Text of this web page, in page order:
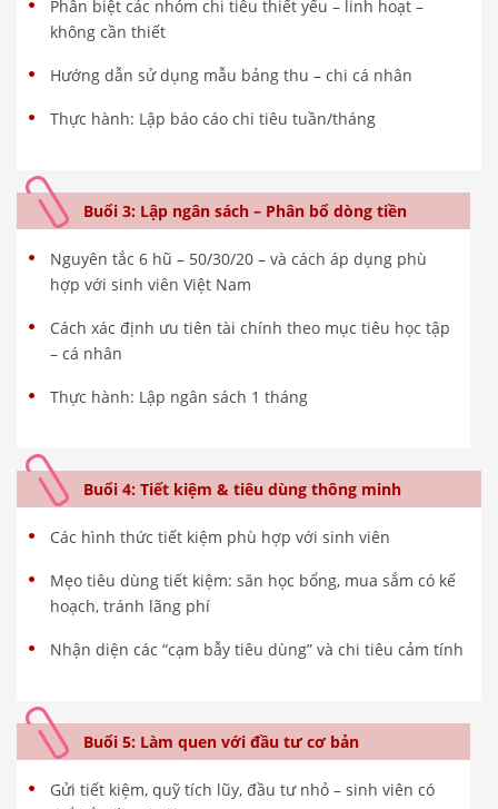
Phân biệt các nhóm chi tiêu thiết yếu – linh hoạt –
không cần thiết
Hướng dẫn sử dụng mẫu bảng thu – chi cá nhân
Thực hành: Lập báo cáo chi tiêu tuần/tháng
Buổi 3: Lập ngân sách – Phân bổ dòng tiền
Nguyên tắc 6 hũ – 50/30/20 – và cách áp dụng phù
hợp với sinh viên Việt Nam
Cách xác định ưu tiên tài chính theo mục tiêu học tập
– cá nhân
Thực hành: Lập ngân sách 1 tháng
Buổi 4: Tiết kiệm & tiêu dùng thông minh
Các hình thức tiết kiệm phù hợp với sinh viên
Mẹo tiêu dùng tiết kiệm: săn học bổng, mua sắm có kế
hoạch, tránh lãng phí
Nhận diện các “cạm bẫy tiêu dùng” và chi tiêu cảm tính
Buổi 5: Làm quen với đầu tư cơ bản
Gửi tiết kiệm, quỹ tích lũy, đầu tư nhỏ – sinh viên có